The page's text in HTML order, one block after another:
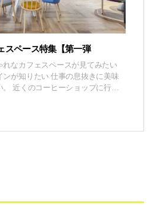
スペース特集【第一弾
なカフェスペースが見てみたい
仕事の息抜きに美味
行く
美味しいコーヒーが飲めてリフレ